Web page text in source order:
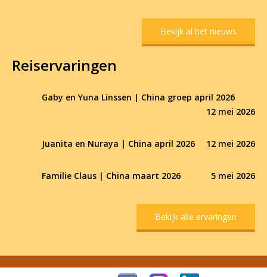
Bekijk al het nieuws
Reiservaringen
Gaby en Yuna Linssen | China groep april 2026
12 mei 2026
Juanita en Nuraya | China april 2026 12 mei 2026
Familie Claus | China maart 2026 5 mei 2026
Bekijk alle ervaringen